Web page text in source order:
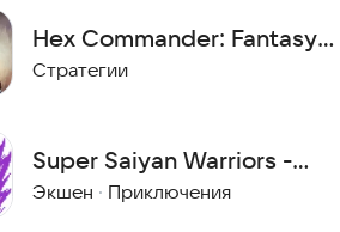
Hex Commander: Fantasy
Heroes
Стратегии
Super Saiyan Warriors -
Universe Battle
Экшен · Приключения